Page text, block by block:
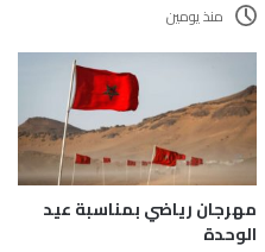
منذ يومين
مهرجان رياضي بمناسبة عيد
الوحدة